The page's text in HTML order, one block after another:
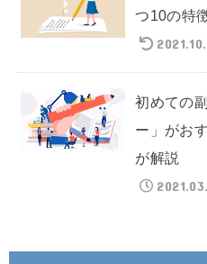
つ10の特
初めての
ー」がお
が解説